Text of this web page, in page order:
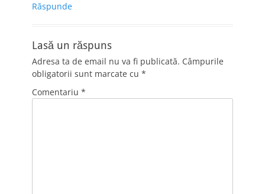
Răspunde
Lasă un răspuns
Adresa ta de email nu va fi publicată. Câmpurile
obligatorii sunt marcate cu *
Comentariu *